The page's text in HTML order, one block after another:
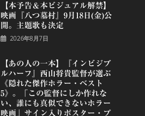
【本予告＆本ビジュアル解禁】
映画『八つ墓村』9月18日(金)公
開。主題歌も決定
2026年8月7日
【あの人の一本】『インビジブ
ルハーフ』⻄⼭将貴監督が選ぶ
《隠れた傑作ホラー・ベスト
5》。「この監督にしか作れな
い、誰にも真似できないホラー
映画」サイン入りポスター・プ